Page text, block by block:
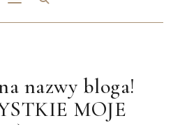
nazwy bloga!
MOJE